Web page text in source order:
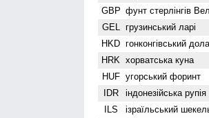
GBP фунт стерлінгів
GEL грузинський ларі
HKD гонконгівський
HRK хорватська куна
HUF угорський форинт
IDR індонезійська рупія
ILS ізраїльський